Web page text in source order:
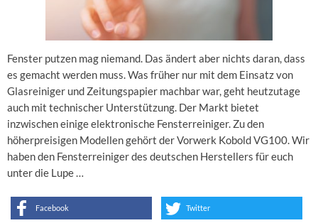
Fenster putzen mag niemand. Das ändert aber nichts daran, dass
es gemacht werden muss. Was früher nur mit dem Einsatz von
Glasreiniger und Zeitungspapier machbar war, geht heutzutage
auch mit technischer Unterstützung. Der Markt bietet
inzwischen einige elektronische Fensterreiniger. Zu den
höherpreisigen Modellen gehört der Vorwerk Kobold VG100. Wir
haben den Fensterreiniger des deutschen Herstellers für euch
unter die Lupe …
Facebook Twitter